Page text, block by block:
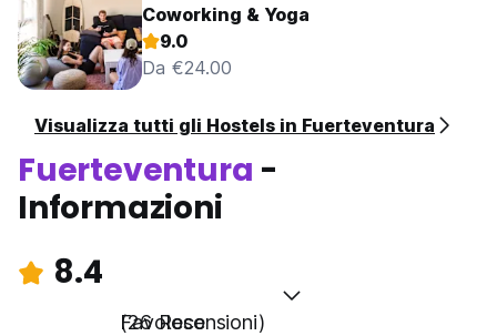
Coworking & Yoga
9.0
Da €24.00
Visualizza tutti gli Hostels in Fuerteventura
Fuerteventura -
Informazioni
8.4
Favoloso
(26 Recensioni)